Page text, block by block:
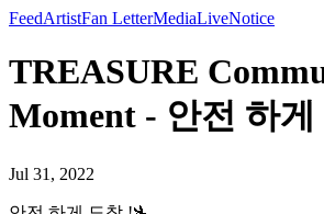
FeedArtistFan LetterMediaLiveNotice
TREASURE
Moment - 안전 하
Jul 31, 2022